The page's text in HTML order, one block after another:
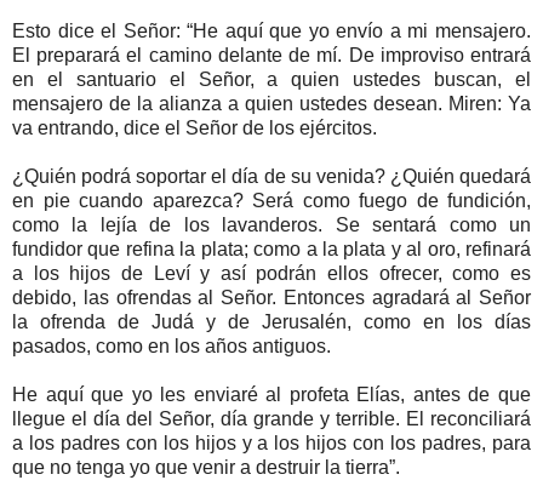
Esto dice el Señor: “He aquí que yo envío a mi mensajero.
El preparará el camino delante de mí. De improviso entrará
en el santuario el Señor, a quien ustedes buscan, el
mensajero de la alianza a quien ustedes desean. Miren: Ya
va entrando, dice el Señor de los ejércitos.
¿Quién podrá soportar el día de su venida? ¿Quién quedará
en pie cuando aparezca? Será como fuego de fundición,
como la lejía de los lavanderos. Se sentará como un
fundidor que refina la plata; como a la plata y al oro, refinará
a los hijos de Leví y así podrán ellos ofrecer, como es
debido, las ofrendas al Señor. Entonces agradará al Señor
la ofrenda de Judá y de Jerusalén, como en los días
pasados, como en los años antiguos.
He aquí que yo les enviaré al profeta Elías, antes de que
llegue el día del Señor, día grande y terrible. El reconciliará
a los padres con los hijos y a los hijos con los padres, para
que no tenga yo que venir a destruir la tierra”.